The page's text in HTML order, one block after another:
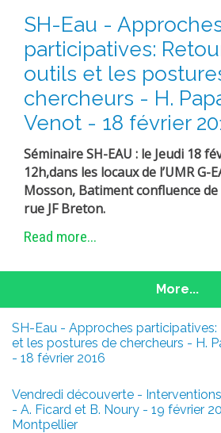
SH-Eau -
participatives:
outils et les
chercheurs - H.
Venot - 18 février
Séminaire SH-EAU : le Jeudi 18
12h,dans les locaux de l’UMR G-
Mosson, Batiment confluence de
rue JF Breton.
Read more...
More...
SH-Eau - Approches participatives:
et les postures de chercheurs - H.
- 18 février 2016
Vendredi découverte -
- A. Ficard et B. Noury - 19 février
Montpellier